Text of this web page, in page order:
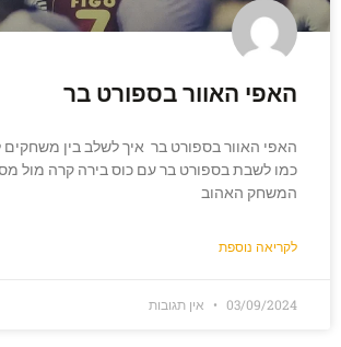
האפי האוור בספורט בר
האפי האוור בספורט בר איך לשלב בין משחקים
כמו לשבת בספורט בר עם כוס בירה קרה מול
המשחק האהוב
לקריאה נוספת
03/09/2024 אין תגובות